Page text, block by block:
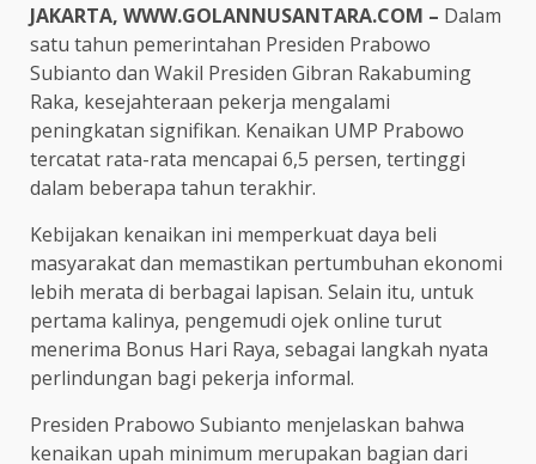
JAKARTA, WWW.GOLANNUSANTARA.COM – Dalam
satu tahun pemerintahan Presiden Prabowo
Subianto dan Wakil Presiden Gibran Rakabuming
Raka, kesejahteraan pekerja mengalami
peningkatan signifikan. Kenaikan UMP Prabowo
tercatat rata-rata mencapai 6,5 persen, tertinggi
dalam beberapa tahun terakhir.
Kebijakan kenaikan ini memperkuat daya beli
masyarakat dan memastikan pertumbuhan ekonomi
lebih merata di berbagai lapisan. Selain itu, untuk
pertama kalinya, pengemudi ojek online turut
menerima Bonus Hari Raya, sebagai langkah nyata
perlindungan bagi pekerja informal.
Presiden Prabowo Subianto menjelaskan bahwa
kenaikan upah minimum merupakan bagian dari